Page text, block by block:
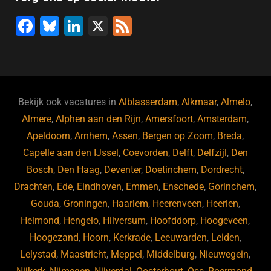
o
k
n
F
b
o
o
k
Bl
ky
Li
dI
n
X
Bekijk ook vacatures inAlblasserdam,Alkmaar,Almelo,
Almere,Alphen aan den Rijn,Amersfoort,Amsterdam,
Apeldoorn,Arnhem,Assen, Bergen op Zoom, Breda,
Capelle aan den IJssel, Coevorden, Delft, Delfzijl, Den
Bosch, Den Haag, Deventer, Doetinchem, Dordrecht,
Drachten, Ede, Eindhoven, Emmen, Enschede, Gorinchem,
Gouda, Groningen, Haarlem, Heerenveen, Heerlen,
Helmond, Hengelo, Hilversum, Hoofddorp, Hoogeveen,
Hoogezand, Hoorn, Kerkrade, Leeuwarden, Leiden,
Lelystad, Maastricht, Meppel, Middelburg, Nieuwegein,